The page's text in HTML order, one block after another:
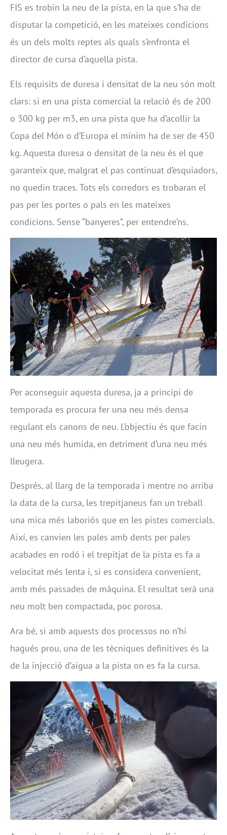
FIS es trobin la neu de la pista, en la que s’ha de
disputar la competició, en les mateixes condicions
és un dels molts reptes als quals s’enfronta el
director de cursa d’aquella pista.
Els requisits de duresa i densitat de la neu són molt
clars: si en una pista comercial la relació és de 200
o 300 kg per m3, en una pista que ha d’acollir la
Copa del Món o d’Europa el mínim ha de ser de 450
kg. Aquesta duresa o densitat de la neu és el que
garanteix que, malgrat el pas continuat d’esquiadors,
no quedin traces. Tots els corredors es trobaran el
pas per les portes o pals en les mateixes
condicions. Sense “banyeres”, per entendre’ns.
Per aconseguir aquesta duresa, ja a principi de
temporada es procura fer una neu més densa
regulant els canons de neu. L’objectiu és que facin
una neu més humida, en detriment d’una neu més
lleugera.
Després, al llarg de la temporada i mentre no arriba
la data de la cursa, les trepitjaneus fan un treball
una mica més laboriós que en les pistes comercials.
Així, es canvien les pales amb dents per pales
acabades en rodó i el trepitjat de la pista es fa a
velocitat més lenta i, si es considera convenient,
amb més passades de màquina. El resultat serà una
neu molt ben compactada, poc porosa.
Ara bé, si amb aquests dos processos no n’hi
hagués prou, una de les tècniques definitives és la
de la injecció d’aigua a la pista on es fa la cursa.